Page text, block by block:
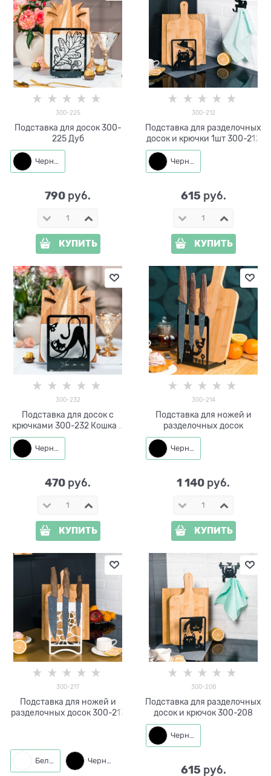
300-225
Подставка для досок 300-
225 Дуб
Черный
790 руб.
КУПИТЬ
300-212
Подставка для разделочных
досок и крючки 1шт 300-212
Черный
615 руб.
КУПИТЬ
300-232
Подставка для досок с
крючками 300-232 Кошка с
бабочкой
Черный
470 руб.
КУПИТЬ
300-214
Подставка для ножей и
разделочных досок
Черный
1 140 руб.
КУПИТЬ
300-217
Подставка для ножей и
разделочных досок 300-217
Белый Черный
300-208
Подставка для разделочных
досок и крючок 300-208
Черный
615 руб.